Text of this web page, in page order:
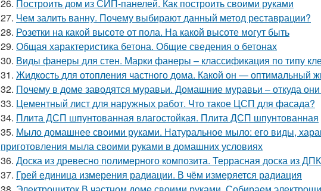
26. Построить дом из СИП-панелей. Как построить своими руками
27. Чем залить ванну. Почему выбирают данный метод реставрации?
28. Розетки на какой высоте от пола. На какой высоте могут быть
29. Общая характеристика бетона. Общие сведения о бетонах
30. Виды фанеры для стен. Марки фанеры – классификация по типу
31. Жидкость для отопления частного дома. Какой он — оптимальный
32. Почему в доме заводятся муравьи. Домашние муравьи – откуда они
33. Цементный лист для наружных работ. Что такое ЦСП для фасада?
34. Плита ДСП шпунтованная влагостойкая. Плита ДСП шпунтованная
35. Мыло домашнее своими руками. Натуральное мыло: его виды,
приготовления мыла своими руками в домашних условиях
36. Доска из древесно полимерного композита. Террасная доска из ДПК
37. Грей единица измерения радиации. В чём измеряется радиация